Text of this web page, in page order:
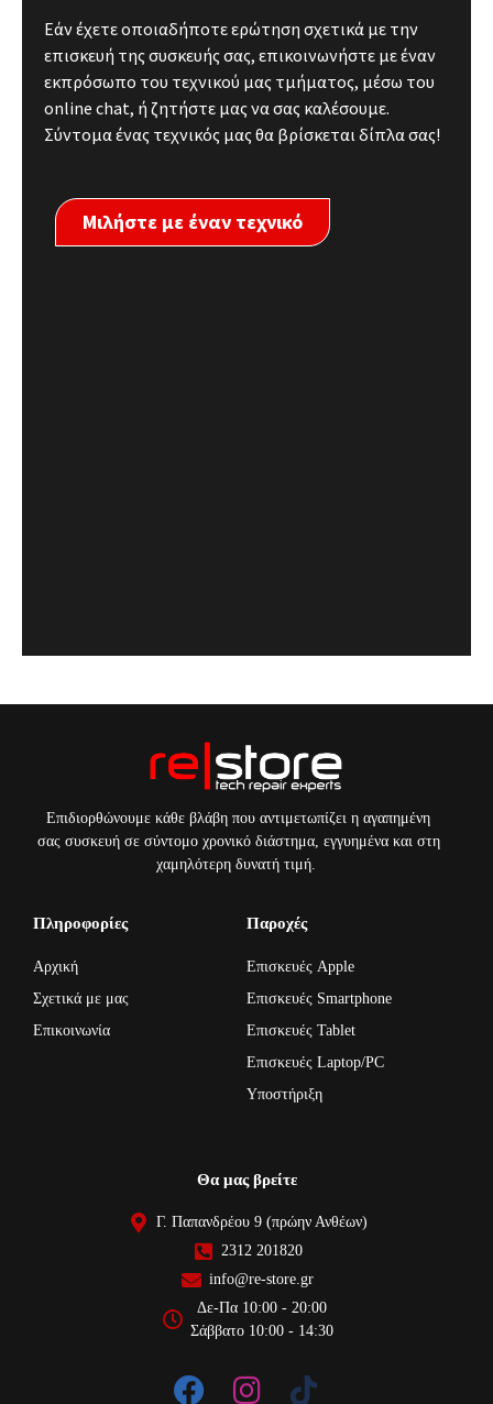
Εάν έχετε οποιαδήποτε ερώτηση σχετικά με την
επισκευή της συσκευής σας, επικοινωνήστε με έναν
εκπρόσωπο του τεχνικού μας τμήματος, μέσω του
online chat, ή ζητήστε μας να σας καλέσουμε.
Σύντομα ένας τεχνικός μας θα βρίσκεται δίπλα σας!
Μιλήστε με έναν τεχνικό
Επιδιορθώνουμε κάθε βλάβη που αντιμετωπίζει η αγαπημένη
σας συσκευή σε σύντομο χρονικό διάστημα, εγγυημένα και στη
χαμηλότερη δυνατή τιμή.
Πληροφορίες
Αρχική
Σχετικά με μας
Επικοινωνία
Παροχές
Επισκευές Apple
Επισκευές Smartphone
Επισκευές Tablet
Επισκευές Laptop/PC
Υποστήριξη
Θα μας βρείτε
Γ. Παπανδρέου 9 (πρώην Ανθέων)
2312 201820
info@re-store.gr
Δε-Πα 10:00 - 20:00
Σάββατο 10:00 - 14:30